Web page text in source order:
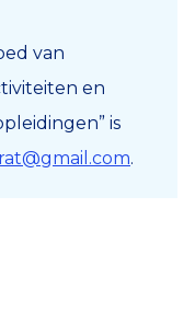
van
en
is
.